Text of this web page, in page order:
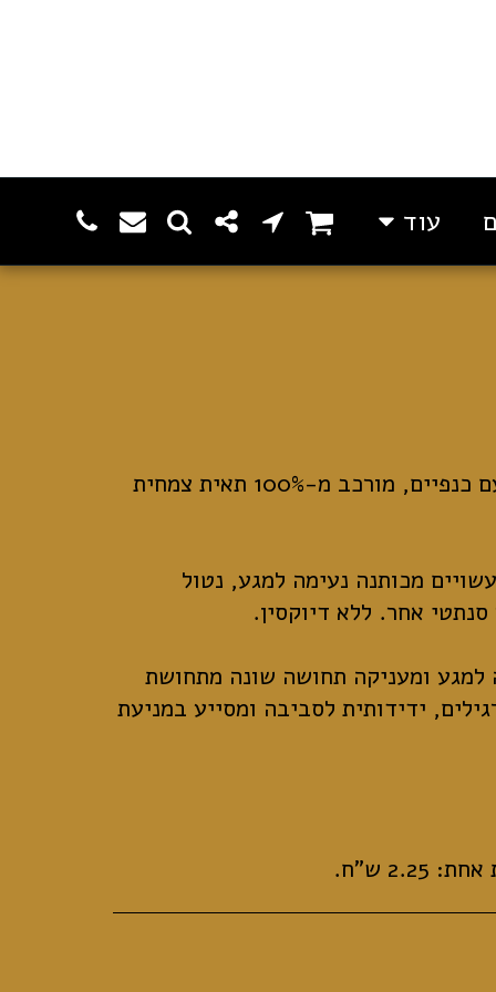
עוד
תחבושת לספיגה גבוהה עם כנפיים, מורכב מ-100% תאית צמחית
מכותנה נעימה למגע, נטול
ומעניקה תחושה שונה מתחושת
ידידותית לסביבה ומסייע במניעת
ש"ח.